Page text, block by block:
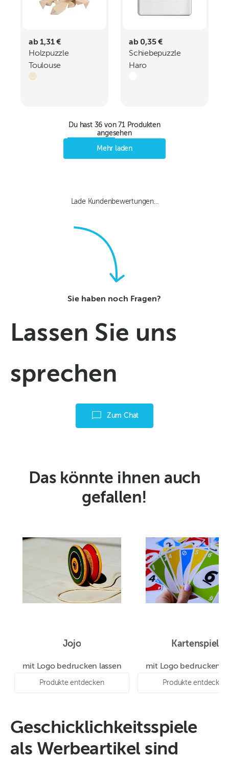
ab 1,31 €
Holzpuzzle
Toulouse
ab 0,35 €
Schiebepuzzle
Haro
Du hast 36 von 71 Produkten
angesehen
Mehr laden
Lade Kundenbewertungen...
Sie haben noch Fragen?
Lassen Sie uns
sprechen
Zum Chat
Das könnte ihnen auch
gefallen!
Jojo
mit Logo bedrucken lassen
Produkte entdecken
Kartenspiel
mit Logo bedrucken
Produkte entdecken
Geschicklichkeitsspiele
als Werbeartikel sind